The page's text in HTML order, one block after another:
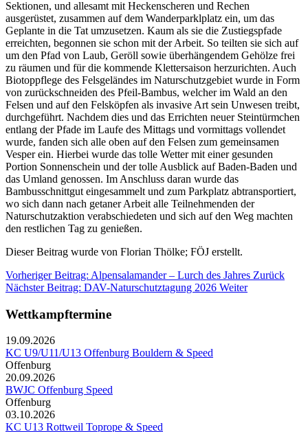
Sektionen, und allesamt mit Heckenscheren und Rechen
ausgerüstet, zusammen auf dem Wanderparklplatz ein, um das
Geplante in die Tat umzusetzen. Kaum als sie die Zustiegspfade
erreichten, begonnen sie schon mit der Arbeit. So teilten sie sich auf
um den Pfad von Laub, Geröll sowie überhängendem Gehölze frei
zu räumen und für die kommende Klettersaison herzurichten. Auch
Biotoppflege des Felsgeländes im Naturschutzgebiet wurde in Form
von zurückschneiden des Pfeil-Bambus, welcher im Wald an den
Felsen und auf den Felsköpfen als invasive Art sein Unwesen treibt,
durchgeführt. Nachdem dies und das Errichten neuer Steintürmchen
entlang der Pfade im Laufe des Mittags und vormittags vollendet
wurde, fanden sich alle oben auf den Felsen zum gemeinsamen
Vesper ein. Hierbei wurde das tolle Wetter mit einer gesunden
Portion Sonnenschein und der tolle Ausblick auf Baden-Baden und
das Umland genossen. Im Anschluss daran wurde das
Bambusschnittgut eingesammelt und zum Parkplatz abtransportiert,
wo sich dann nach getaner Arbeit alle Teilnehmenden der
Naturschutzaktion verabschiedeten und sich auf den Weg machten
den restlichen Tag zu genießen.
Dieser Beitrag wurde von Florian Thölke; FÖJ erstellt.
Vorheriger Beitrag: Alpensalamander – Lurch des Jahres Zurück
Nächster Beitrag: DAV-Naturschutztagung 2026 Weiter
Wettkampftermine
19.09.2026
KC U9/U11/U13 Offenburg Bouldern & Speed
Offenburg
20.09.2026
BWJC Offenburg Speed
Offenburg
03.10.2026
KC U13 Rottweil Toprope & Speed